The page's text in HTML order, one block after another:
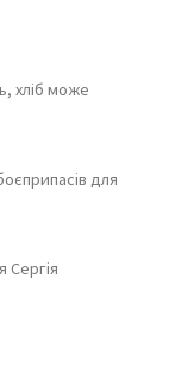
хліб може
для
Сергія